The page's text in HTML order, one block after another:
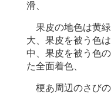
滑、
果皮の地色は黄
大、果皮を被う色
中、果皮を被う色
た全面着色、
梗あ周辺のさび